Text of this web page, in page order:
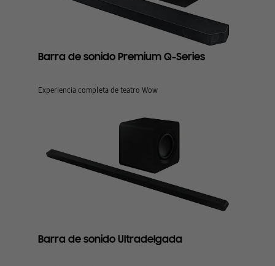
Barra de sonido Premium Q-Series
Experiencia completa de teatro Wow
Barra de sonido Ultradelgada